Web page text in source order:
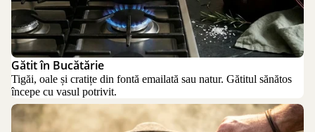
Gătit în Bucătărie
Tigăi, oale și cratițe din fontă emailată sau natur. Gătitul sănătos
începe cu vasul potrivit.
Gătit în Aer Liber